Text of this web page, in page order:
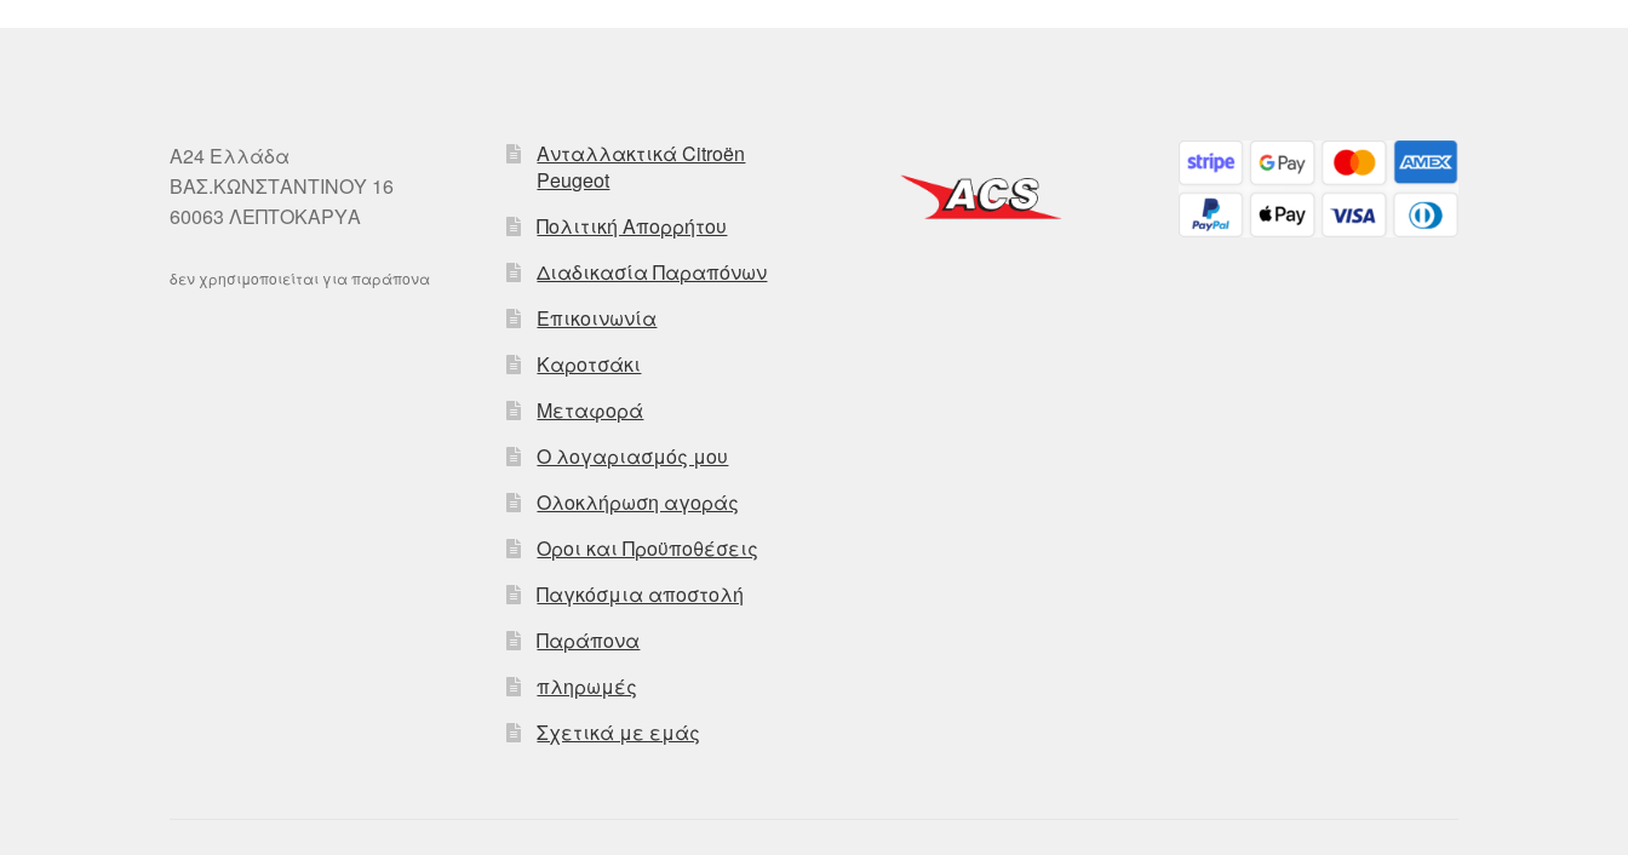
A24 Ελλάδα
ΒΑΣ.ΚΩΝΣΤΑΝΤΙΝΟΥ 16
60063 ΛΕΠΤΟΚΑΡΥΑ
δεν χρησιμοποιείται για παράπονα
Ανταλλακτικά Citroën
Peugeot
Πολιτική Απορρήτου
Διαδικασία Παραπόνων
Επικοινωνία
Καροτσάκι
Μεταφορά
Ο λογαριασμός μου
Ολοκλήρωση αγοράς
Οροι και Προϋποθέσεις
Παγκόσμια αποστολή
Παράπονα
πληρωμές
Σχετικά με εμάς